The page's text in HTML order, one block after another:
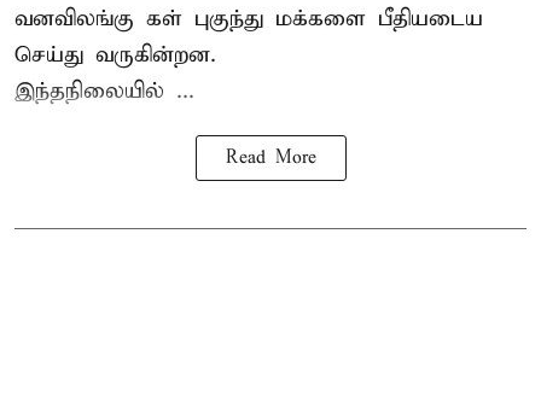
வனவிலங்கு கள் புகுந்து மக்களை பீதியடைய
செய்து வருகின்றன.
இந்தநிலையில் ...
Read More